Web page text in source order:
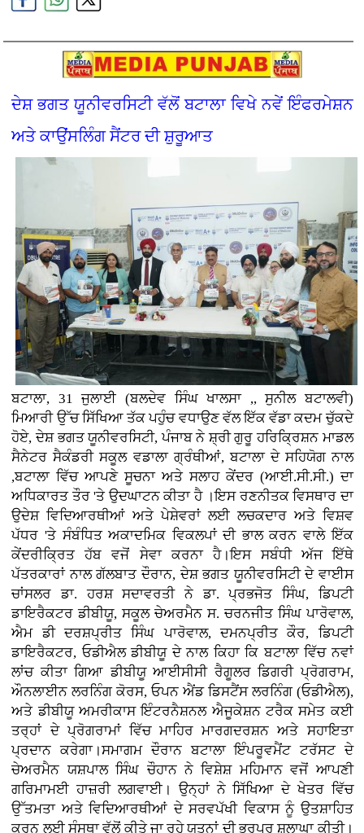
ਦੇਸ਼ ਭਗਤ ਯੂਨੀਵਰਸਿਟੀ ਵੱਲੋਂ ਬਟਾਲਾ ਵਿਖੇ ਨਵੇਂ ਇੰਫਰਮੇਸ਼ਨ
ਅਤੇ ਕਾਉਂਸਲਿੰਗ ਸੈਂਟਰ ਦੀ ਸ਼ੁਰੂਆਤ
ਬਟਾਲਾ, 31 ਜੁਲਾਈ (ਬਲਦੇਵ ਸਿੰਘ ਖਾਲਸਾ ,, ਸੁਨੀਲ ਬਟਾਲਵੀ)
ਮਿਆਰੀ ਉੱਚ ਸਿੱਖਿਆ ਤੱਕ ਪਹੁੰਚ ਵਧਾਉਣ ਵੱਲ ਇੱਕ ਵੱਡਾ ਕਦਮ ਚੁੱਕਦੇ
ਹੋਏ, ਦੇਸ਼ ਭਗਤ ਯੂਨੀਵਰਸਿਟੀ, ਪੰਜਾਬ ਨੇ ਸ਼੍ਰੀ ਗੁਰੂ ਹਰਿਕ੍ਰਿਸ਼ਨ ਮਾਡਲ
ਸੈਨੇਟਰ ਸੈਕੰਡਰੀ ਸਕੂਲ ਵਡਾਲਾ ਗ੍ਰੰਥੀਆਂ, ਬਟਾਲਾ ਦੇ ਸਹਿਯੋਗ ਨਾਲ
,ਬਟਾਲਾ ਵਿੱਚ ਆਪਣੇ ਸੂਚਨਾ ਅਤੇ ਸਲਾਹ ਕੇਂਦਰ (ਆਈ.ਸੀ.ਸੀ.) ਦਾ
ਅਧਿਕਾਰਤ ਤੌਰ 'ਤੇ ਉਦਘਾਟਨ ਕੀਤਾ ਹੈ ।ਇਸ ਰਣਨੀਤਕ ਵਿਸਥਾਰ ਦਾ
ਉਦੇਸ਼ ਵਿਦਿਆਰਥੀਆਂ ਅਤੇ ਪੇਸ਼ੇਵਰਾਂ ਲਈ ਲਚਕਦਾਰ ਅਤੇ ਵਿਸ਼ਵ
ਪੱਧਰ 'ਤੇ ਸੰਬੰਧਿਤ ਅਕਾਦਮਿਕ ਵਿਕਲਪਾਂ ਦੀ ਭਾਲ ਕਰਨ ਵਾਲੇ ਇੱਕ
ਕੇਂਦਰੀਕ੍ਰਿਤ ਹੱਬ ਵਜੋਂ ਸੇਵਾ ਕਰਨਾ ਹੈ।ਇਸ ਸਬੰਧੀ ਅੱਜ ਇੱਥੇ
ਪੱਤਰਕਾਰਾਂ ਨਾਲ ਗੱਲਬਾਤ ਦੌਰਾਨ, ਦੇਸ਼ ਭਗਤ ਯੂਨੀਵਰਸਿਟੀ ਦੇ ਵਾਈਸ
ਚਾਂਸਲਰ ਡਾ. ਹਰਸ਼ ਸਦਾਵਰਤੀ ਨੇ ਡਾ. ਪ੍ਰਭਜੋਤ ਸਿੰਘ, ਡਿਪਟੀ
ਡਾਇਰੈਕਟਰ ਡੀਬੀਯੂ, ਸਕੂਲ ਚੇਅਰਮੈਨ ਸ. ਚਰਨਜੀਤ ਸਿੰਘ ਪਾਰੋਵਾਲ,
ਐਮ ਡੀ ਦਰਸ਼ਪ੍ਰੀਤ ਸਿੰਘ ਪਾਰੋਵਾਲ, ਦਮਨਪ੍ਰੀਤ ਕੌਰ, ਡਿਪਟੀ
ਡਾਇਰੈਕਟਰ, ਓਡੀਐਲ ਡੀਬੀਯੂ ਦੇ ਨਾਲ ਕਿਹਾ ਕਿ ਬਟਾਲਾ ਵਿੱਚ ਨਵਾਂ
ਲਾਂਚ ਕੀਤਾ ਗਿਆ ਡੀਬੀਯੂ ਆਈਸੀਸੀ ਰੈਗੂਲਰ ਡਿਗਰੀ ਪ੍ਰੋਗਰਾਮ,
ਔਨਲਾਈਨ ਲਰਨਿੰਗ ਕੋਰਸ, ਓਪਨ ਐਂਡ ਡਿਸਟੈਂਸ ਲਰਨਿੰਗ (ਓਡੀਐਲ),
ਅਤੇ ਡੀਬੀਯੂ ਅਮਰੀਕਾਸ ਇੰਟਰਨੈਸ਼ਨਲ ਐਜੂਕੇਸ਼ਨ ਟਰੈਕ ਸਮੇਤ ਕਈ
ਤਰ੍ਹਾਂ ਦੇ ਪ੍ਰੋਗਰਾਮਾਂ ਵਿੱਚ ਮਾਹਿਰ ਮਾਰਗਦਰਸ਼ਨ ਅਤੇ ਸਹਾਇਤਾ
ਪ੍ਰਦਾਨ ਕਰੇਗਾ।ਸਮਾਗਮ ਦੌਰਾਨ ਬਟਾਲਾ ਇੰਪਰੂਵਮੈਂਟ ਟਰੱਸਟ ਦੇ
ਚੇਅਰਮੈਨ ਯਸ਼ਪਾਲ ਸਿੰਘ ਚੌਹਾਨ ਨੇ ਵਿਸ਼ੇਸ਼ ਮਹਿਮਾਨ ਵਜੋਂ ਆਪਣੀ
ਗਰਿਮਾਮਈ ਹਾਜ਼ਰੀ ਲਗਵਾਈ। ਉਨ੍ਹਾਂ ਨੇ ਸਿੱਖਿਆ ਦੇ ਖੇਤਰ ਵਿੱਚ
ਉੱਤਮਤਾ ਅਤੇ ਵਿਦਿਆਰਥੀਆਂ ਦੇ ਸਰਵਪੱਖੀ ਵਿਕਾਸ ਨੂੰ ਉਤਸ਼ਾਹਿਤ
ਕਰਨ ਲਈ ਸੰਸਥਾ ਵੱਲੋਂ ਕੀਤੇ ਜਾ ਰਹੇ ਯਤਨਾਂ ਦੀ ਭਰਪੂਰ ਸ਼ਲਾਘਾ ਕੀਤੀ।